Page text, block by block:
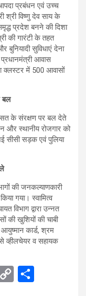
प्रबंधन एवं उच्च
श्री विष्णु देव साय के
प्रदेश बनने की दिशा
की गारंटी के तहत
बुनियादी सुविधाएं देना
आवास
क्लस्टर में 500 आवासों
बल
के संरक्षण पर बल देते
और स्थानीय रोजगार को
सीसी सड़क एवं पुलिया
की जनकल्याणकारी
गया।​ स्वामित्व
विभाग द्वारा उन्नत
की खुशियों की चाबी
कार्ड, श्रम
व्हीलचेयर व सहायक
C